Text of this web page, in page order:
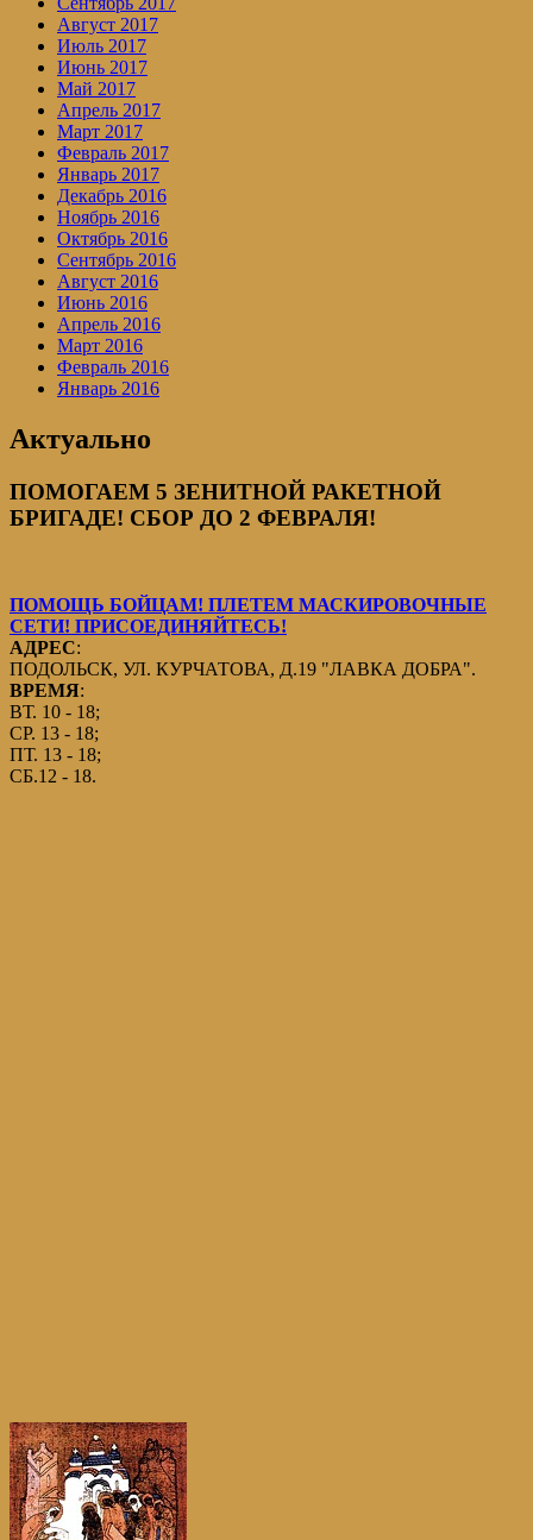
Август 2017
Июль 2017
Июнь 2017
Май 2017
Апрель 2017
Март 2017
Февраль 2017
Январь 2017
Декабрь 2016
Ноябрь 2016
Октябрь 2016
Сентябрь 2016
Август 2016
Июнь 2016
Апрель 2016
Март 2016
Февраль 2016
Январь 2016
Актуально
ПОМОГАЕМ 5 ЗЕНИТНОЙ РАКЕТНОЙ
БРИГАДЕ! СБОР ДО 2 ФЕВРАЛЯ!
ПОМОЩЬ БОЙЦАМ! ПЛЕТЕМ МАСКИРОВОЧНЫЕ
СЕТИ! ПРИСОЕДИНЯЙТЕСЬ!
АДРЕС:
ПОДОЛЬСК, УЛ. КУРЧАТОВА, Д.19 "ЛАВКА ДОБРА".
ВРЕМЯ:
ВТ. 10 - 18;
СР. 13 - 18;
ПТ. 13 - 18;
СБ.12 - 18.